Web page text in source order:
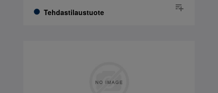
Tehdastilaustuote